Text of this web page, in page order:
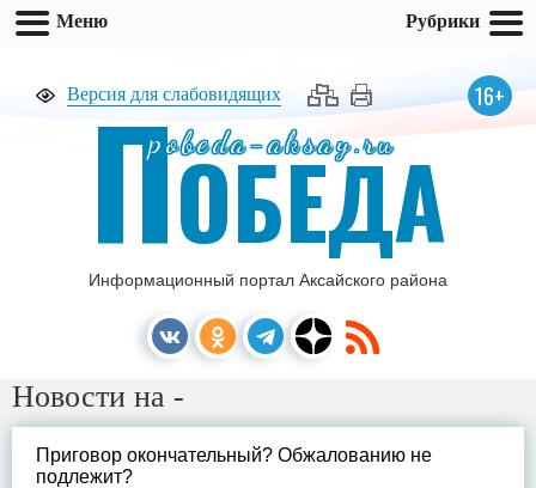
Версия для слабовидящих 16+
pobeda-aksay.ru
ПОБЕДА
Информационный портал Аксайского района
Новости на -
Приговор окончательный? Обжалованию не
подлежит?
Меню Рубрики